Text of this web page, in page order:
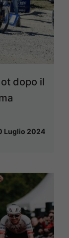
dopo il
Luglio 2024